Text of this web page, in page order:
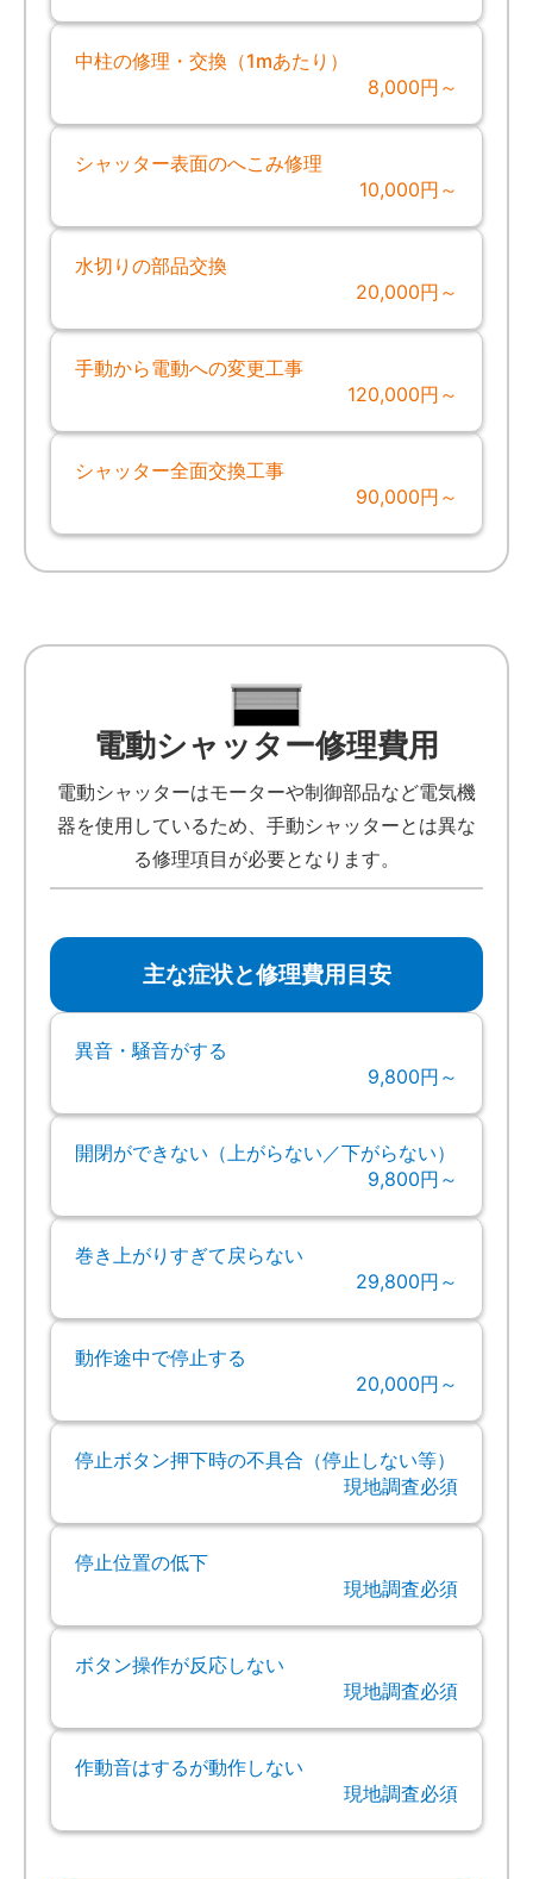
中柱の修理・交換（1mあたり）
8,000円～
シャッター表面のへこみ修理
10,000円～
水切りの部品交換
20,000円～
手動から電動への変更工事
120,000円～
シャッター全面交換工事
90,000円～
電動シャッター修理費用
電動シャッターはモーターや制御部品など電気機
器を使用しているため、手動シャッターとは異な
る修理項目が必要となります。
主な症状と修理費用目安
異音・騒音がする
9,800円～
開閉ができない（上がらない／下がらない）
9,800円～
巻き上がりすぎて戻らない
29,800円～
動作途中で停止する
20,000円～
停止ボタン押下時の不具合（停止しない等）
現地調査必須
停止位置の低下
現地調査必須
ボタン操作が反応しない
現地調査必須
作動音はするが動作しない
現地調査必須